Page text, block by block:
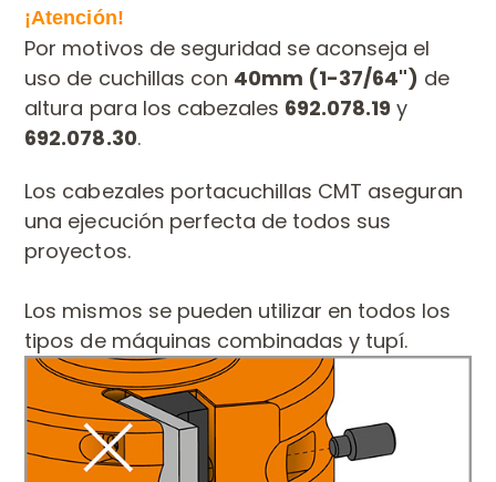
¡Atención!
Por motivos de seguridad se aconseja el
uso de cuchillas con 40mm (1-37/64") de
altura para los cabezales 692.078.19 y
692.078.30.
Los cabezales portacuchillas CMT aseguran
una ejecución perfecta de todos sus
proyectos.
Los mismos se pueden utilizar en todos los
tipos de máquinas combinadas y tupí.